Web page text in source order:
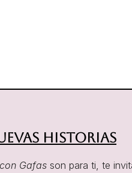
historias
Gafasson para ti, te